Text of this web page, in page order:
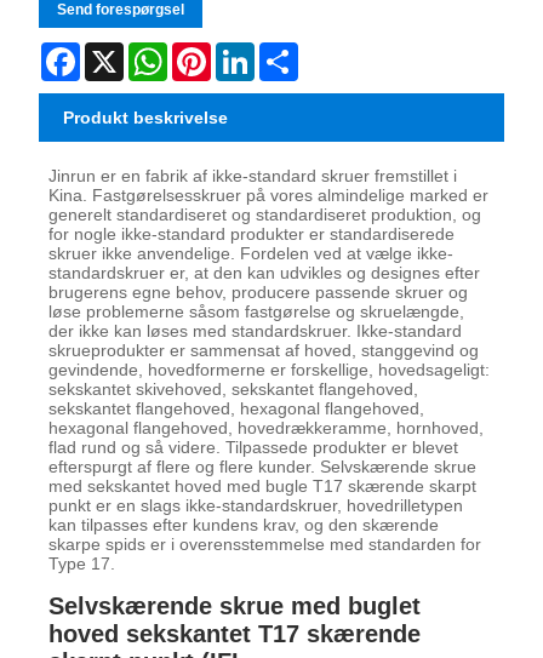
Send forespørgsel
Facebook
X WhatsAppPinterestLinkedIn
Produkt beskrivelse
Jinrun er en fabrik af ikke-standard skruer fremstillet i
Kina. Fastgørelsesskruer på vores almindelige marked er
generelt standardiseret og standardiseret produktion, og
for nogle ikke-standard produkter er standardiserede
skruer ikke anvendelige. Fordelen ved at vælge ikke-
standardskruer er, at den kan udvikles og designes efter
brugerens egne behov, producere passende skruer og
løse problemerne såsom fastgørelse og skruelængde,
der ikke kan løses med standardskruer. Ikke-standard
skrueprodukter er sammensat af hoved, stanggevind og
gevindende, hovedformerne er forskellige, hovedsageligt:
sekskantet skivehoved, sekskantet flangehoved,
sekskantet flangehoved, hexagonal flangehoved,
hexagonal flangehoved, hovedrækkeramme, hornhoved,
flad rund og så videre. Tilpassede produkter er blevet
efterspurgt af flere og flere kunder. Selvskærende skrue
med sekskantet hoved med bugle T17 skærende skarpt
punkt er en slags ikke-standardskruer, hovedrilletypen
kan tilpasses efter kundens krav, og den skærende
skarpe spids er i overensstemmelse med standarden for
Type 17.
Selvskærende skrue med buglet
hoved sekskantet T17 skærende